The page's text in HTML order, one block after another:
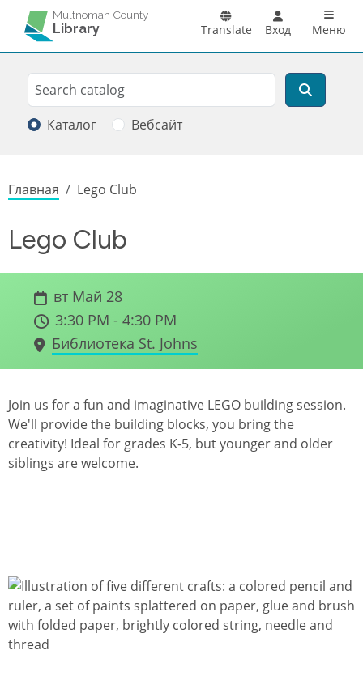
Перейти к основному содержанию
Multnomah County
Library Translate Вход Main
Меню
Search
Поиск
Каталог Вебсайт
Строка навигации
Главная Lego Club
Lego Club
вт Май 28
3:30 PM - 4:30 PM
Библиотека St. Johns
Join us for a fun and imaginative LEGO building session.
We'll provide the building blocks, you bring the
creativity! Ideal for grades K-5, but younger and older
siblings are welcome.